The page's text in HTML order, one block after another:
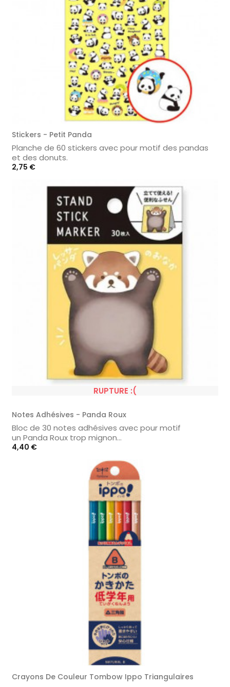
Stickers - Petit Panda
Planche de 60 stickers avec pour motif des pandas
et des donuts.
Prix
2,75 €
RUPTURE :(
Notes Adhésives - Panda Roux
Bloc de 30 notes adhésives avec pour motif
un Panda Roux trop mignon...
Prix
4,40 €
Crayons De Couleur Tombow Ippo Triangulaires